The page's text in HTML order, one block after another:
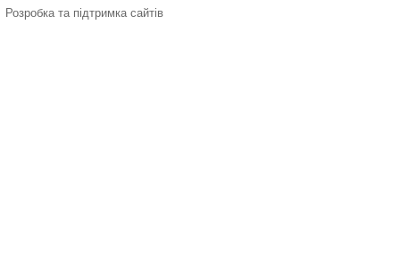
Розробка та підтримка сайтів